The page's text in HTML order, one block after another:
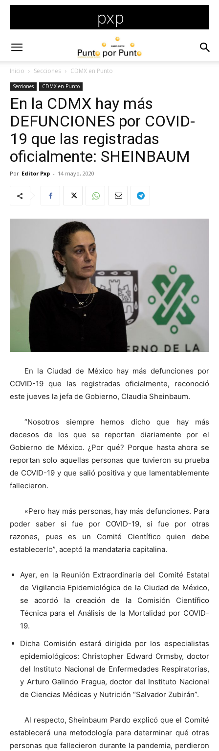
Inicio Secciones CDMX en Punto
Secciones CDMX en Punto
En la CDMX hay más
DEFUNCIONES por COVID-
19 que las registradas
oficialmente: SHEINBAUM
Por Editor Pxp - 14 mayo, 2020
En la Ciudad de México hay más defunciones por
COVID-19 que las registradas oficialmente, reconoció
este jueves la jefa de Gobierno, Claudia Sheinbaum.
“Nosotros siempre hemos dicho que hay más
decesos de los que se reportan diariamente por el
Gobierno de México. ¿Por qué? Porque hasta ahora se
reportan solo aquellas personas que tuvieron su prueba
de COVID-19 y que salió positiva y que lamentablemente
fallecieron.
«Pero hay más personas, hay más defunciones. Para
poder saber si fue por COVID-19, si fue por otras
razones, pues es un Comité Científico quien debe
establecerlo”, aceptó la mandataria capitalina.
Ayer, en la Reunión Extraordinaria del Comité Estatal
de Vigilancia Epidemiológica de la Ciudad de México,
se acordó la creación de la Comisión Científico
Técnica para el Análisis de la Mortalidad por COVID-
19.
Dicha Comisión estará dirigida por los especialistas
epidemiológicos: Christopher Edward Ormsby, doctor
del Instituto Nacional de Enfermedades Respiratorias,
y Arturo Galindo Fragua, doctor del Instituto Nacional
de Ciencias Médicas y Nutrición “Salvador Zubirán”.
Al respecto, Sheinbaum Pardo explicó que el Comité
establecerá una metodología para determinar qué otras
personas que fallecieron durante la pandemia, perdieron